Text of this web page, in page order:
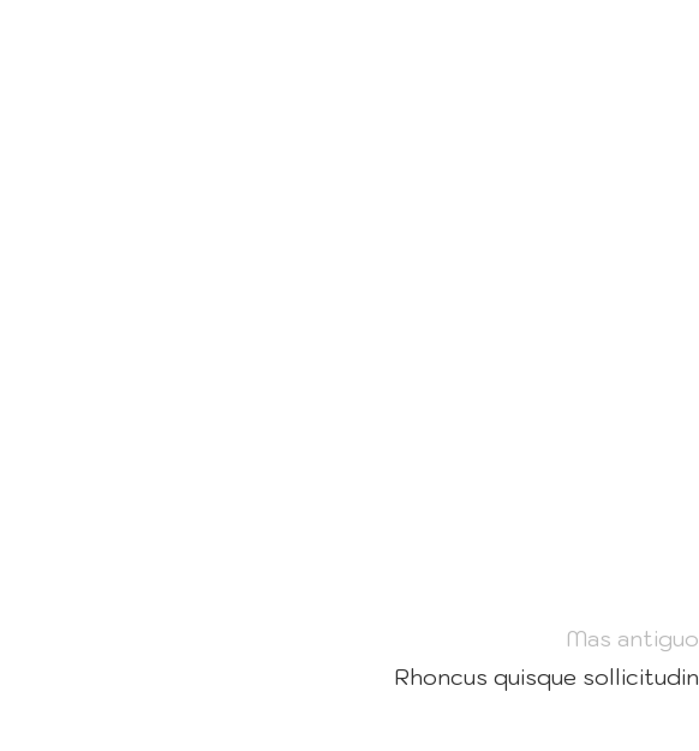
Mas antiguo
Rhoncus quisque sollicitudin